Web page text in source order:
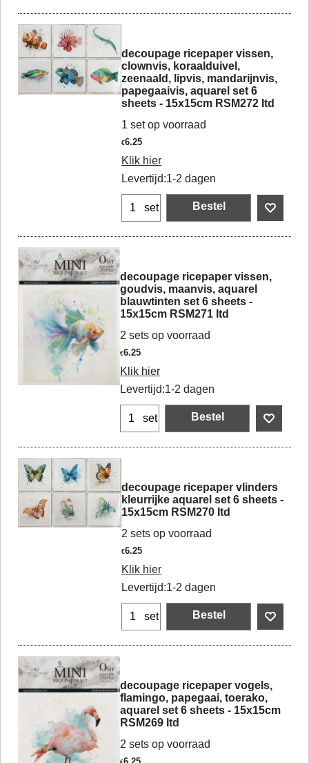
decoupage ricepaper vissen,
clownvis, koraalduivel,
zeenaald, lipvis, mandarijnvis,
papegaaivis, aquarel set 6
sheets - 15x15cm RSM272 Itd
1 set op voorraad
€6.25
Klik hier
Levertijd:1-2 dagen
set Bestel
decoupage ricepaper vissen,
goudvis, maanvis, aquarel
blauwtinten set 6 sheets -
15x15cm RSM271 Itd
2 sets op voorraad
€6.25
Klik hier
Levertijd:1-2 dagen
set Bestel
decoupage ricepaper vlinders
kleurrijke aquarel set 6 sheets -
15x15cm RSM270 Itd
2 sets op voorraad
€6.25
Klik hier
Levertijd:1-2 dagen
set Bestel
decoupage ricepaper vogels,
flamingo, papegaai, toerako,
aquarel set 6 sheets - 15x15cm
RSM269 Itd
2 sets op voorraad